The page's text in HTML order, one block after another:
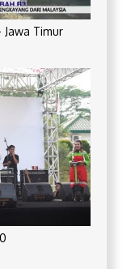
Jawa Timur